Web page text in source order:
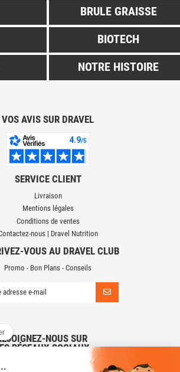
BRULE GRAISSE
BIOTECH
NOTRE HISTOIRE
VOS AVIS SUR DRAVEL
SERVICE CLIENT
Livraison
Mentions légales
Conditions de ventes
nous | Dravel Nutrition
VOUS AU DRAVEL CLUB
Promo - Bon Plans - Conseils
NOUS SUR
RÉSEAUX SOCIAUX